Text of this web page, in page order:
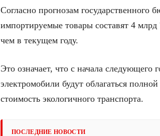
Согласно прогнозам
импортируемые товары составят 4
чем в текущем году.
Это означает, что с начала следующего
электромобили будут облагаться
стоимость экологичного транспорта.
ПОСЛЕДНИЕ НОВОСТИ